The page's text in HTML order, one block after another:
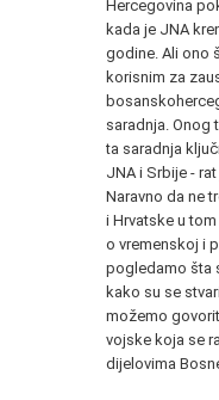
Hercegovina
kada je JNA
godine. Ali ono
korisnim za
saradnja. Onog
ta saradnja
JNA i Srbije -
Naravno da ne
i Hrvatske u
o vremenskoj i
pogledamo šta
kako su se
možemo
vojske koja se
dijelovima